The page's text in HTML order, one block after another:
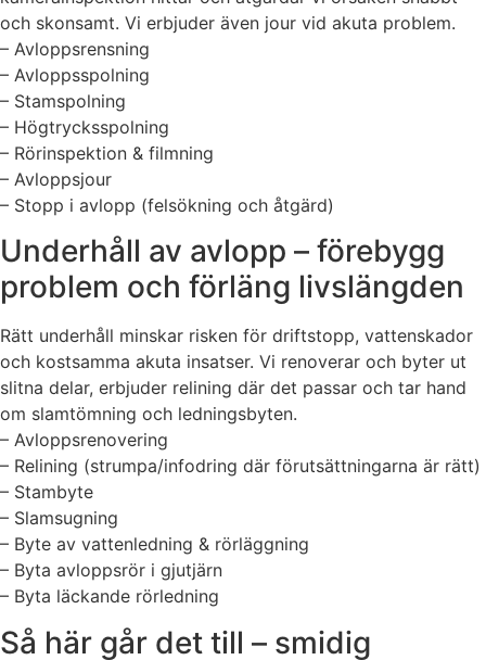
och skonsamt. Vi erbjuder även jour vid akuta problem.
– Avloppsrensning
– Avloppsspolning
– Stamspolning
– Högtrycksspolning
– Rörinspektion & filmning
– Avloppsjour
– Stopp i avlopp (felsökning och åtgärd)
Underhåll av avlopp – förebygg
problem och förläng livslängden
Rätt underhåll minskar risken för driftstopp, vattenskador
och kostsamma akuta insatser. Vi renoverar och byter ut
slitna delar, erbjuder relining där det passar och tar hand
om slamtömning och ledningsbyten.
– Avloppsrenovering
– Relining (strumpa/infodring där förutsättningarna är rätt)
– Stambyte
– Slamsugning
– Byte av vattenledning & rörläggning
– Byta avloppsrör i gjutjärn
– Byta läckande rörledning
Så här går det till – smidig